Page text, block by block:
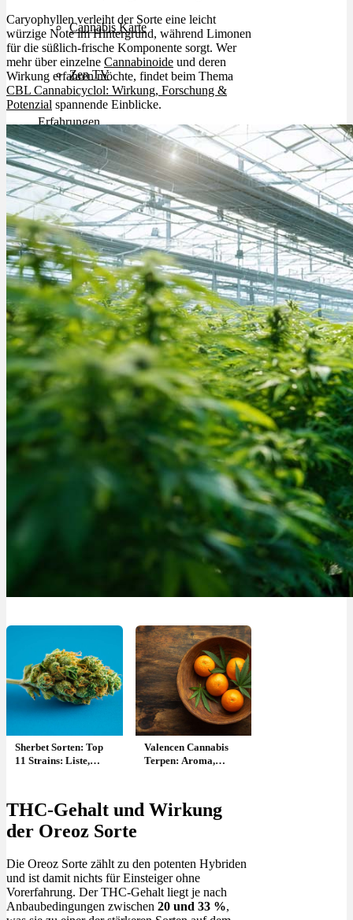
Cannabis Karte
Zen TV
Erfahrungen
Login
Menü Menü
Caryophyllen verleiht der Sorte eine leicht
würzige Note im Hintergrund, während Limonen
für die süßlich-frische Komponente sorgt. Wer
mehr über einzelne Cannabinoide und deren
Wirkung erfahren möchte, findet beim Thema
CBL Cannabicyclol: Wirkung, Forschung &
Potenzial spannende Einblicke.
Sherbet Sorten: Top
11 Strains: Liste,
Valencen Cannabis
Terpen: Aroma,
THC-Gehalt und Wirkung
der Oreoz Sorte
Die Oreoz Sorte zählt zu den potenten Hybriden
und ist damit nichts für Einsteiger ohne
Vorerfahrung. Der THC-Gehalt liegt je nach
Anbaubedingungen zwischen 20 und 33 %,